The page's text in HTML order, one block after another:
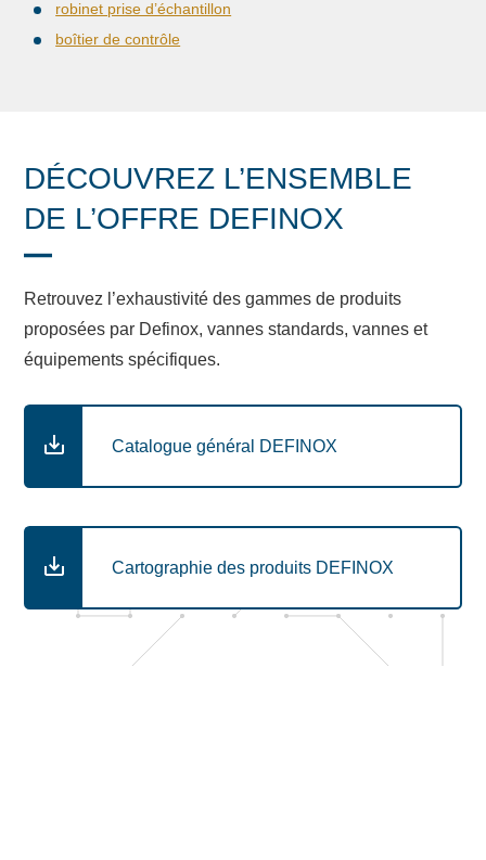
robinet prise d’échantillon
boîtier de contrôle
DÉCOUVREZ L’ENSEMBLE
DE L’OFFRE DEFINOX
Retrouvez l’exhaustivité des gammes de produits
proposées par Definox, vannes standards, vannes et
équipements spécifiques.
Catalogue général DEFINOX
Cartographie des produits DEFINOX